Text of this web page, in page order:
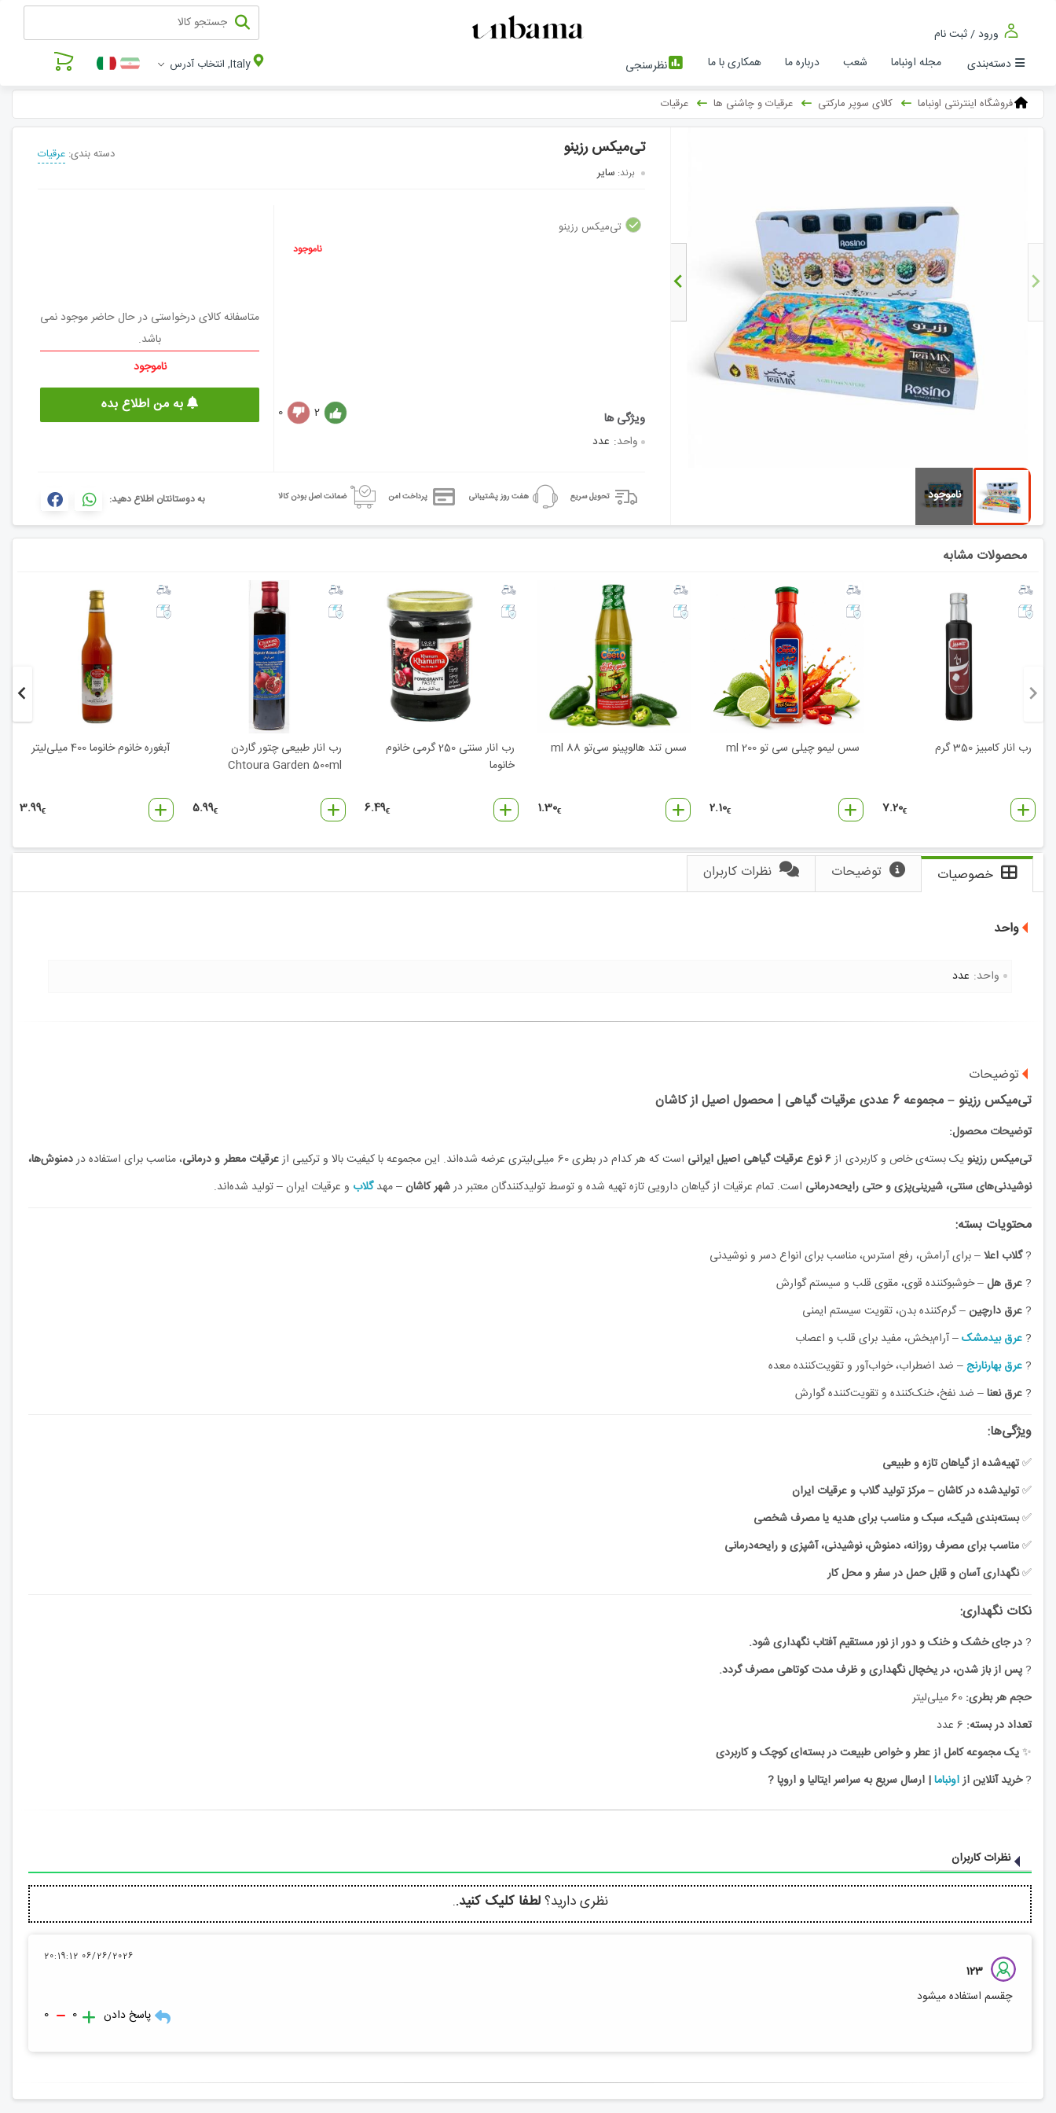
ورود / ثبت نام
دسته‌بندی
مجله اونباما شعب درباره ما همکاری با ما نظرسنجی Italy, انتخاب آدرس
فروشگاه اینترنتی اونباما کالای سوپر مارکتی عرقیات و چاشنی ها عرقیات
تی‌میکس رزینو
برند: سایر
دسته بندی: عرقیات
تی‌میکس رزینو
ناموجود
واحد: عدد
2
0
متاسفانه کالای درخواستی در حال حاضر موجود نمی
باشد.
ناموجود
به من اطلاع بده
تحویل سریع هفت روز پشتیبانی پرداخت امن ضمانت اصل بودن کالا به دوستانتان اطلاع دهید:
محصولات مشابه
رب انار کامبیز 350 گرم
7.20€
سس لیمو چیلی سی تو 200 ml
2.10€
سس تند هالوپینو سی‌تو 88 ml
1.30€
رب انار سنتی 250 گرمی خانوم
خانوما
6.49€
رب انار طبیعی چتور گاردن
Chtoura Garden 500ml
5.99€
آبغوره خانوم خانوما 400 میلی‌لیتر
3.99€
خصوصیات توضیحات نظرات کاربران
واحد
واحد: عدد
توضیحات
تی‌میکس رزینو – مجموعه 6 عددی عرقیات گیاهی | محصول اصیل از کاشان
توضیحات محصول:
تی‌میکس رزینویک بسته‌ی خاص و کاربردی از6 نوع عرقیات گیاهی اصیل ایرانی است که هر کدام در بطری 60 میلی‌لیتری عرضه شده‌اند. این مجموعه با کیفیت بالا و ترکیبی از عرقیات معطر و درمانی، مناسب برای استفاده دردمنوش‌ها،
نوشیدنی‌های سنتی، شیرینی‌پزی و حتی رایحه‌درمانی است. تمام عرقیات از گیاهان دارویی تازه تهیه شده و توسط تولیدکنندگان معتبر درشهر کاشان– مهدگلاب و عرقیات ایران – تولید شده‌اند.
محتویات بسته:
?گلاب اعلا– برای آرامش، رفع استرس، مناسب برای انواع دسر و نوشیدنی
? عرق هل– خوشبوکننده قوی، مقوی قلب و سیستم گوارش
? عرق دارچین– گرم‌کننده بدن، تقویت سیستم ایمنی
? عرق بیدمشک– آرام‌بخش، مفید برای قلب و اعصاب
? عرق بهارنارنج– ضد اضطراب، خواب‌آور و تقویت‌کننده معده
? عرق نعنا– ضد نفخ، خنک‌کننده و تقویت‌کننده گوارش
ویژگی‌ها:
✅تهیه‌شده از گیاهان تازه و طبیعی
✅تولیدشده در کاشان – مرکز تولید گلاب و عرقیات ایران
✅بسته‌بندی شیک، سبک و مناسب برای هدیه یا مصرف شخصی
✅مناسب برای مصرف روزانه، دمنوش، نوشیدنی، آشپزی و رایحه‌درمانی
✅نگهداری آسان و قابل حمل در سفر و محل کار
نکات نگهداری:
? در جای خشک و خنک و دور از نور مستقیم آفتاب نگهداری شود.
? پس از باز شدن، در یخچال نگهداری و ظرف مدت کوتاهی مصرف گردد.
حجم هر بطری:
تعداد در بسته:
✨یک مجموعه کامل از عطر و خواص طبیعت در بسته‌ای کوچک و کاربردی
?خرید آنلاین ازاونباما| ارسال سریع به سراسر ایتالیا و اروپا ?
نظرات کاربران
نظری دارید؟لطفا کلیک کنید..
123
06/26/2026 20:19:12
چقسم استفاده میشود
پاسخ دادن
0
0